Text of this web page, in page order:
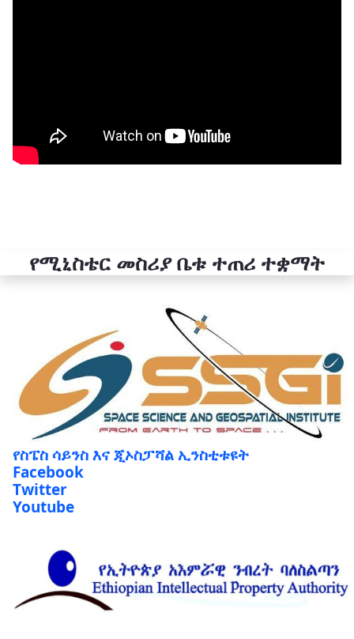
የስፔስ ሳይንስ እና ጂኦስፓሻል ኢንስቲቱዩት
Facebook
Twitter
Youtube